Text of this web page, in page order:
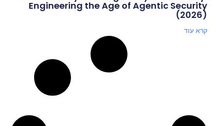
Engineering the Age of Agentic Security
(2026)
קרא עוד